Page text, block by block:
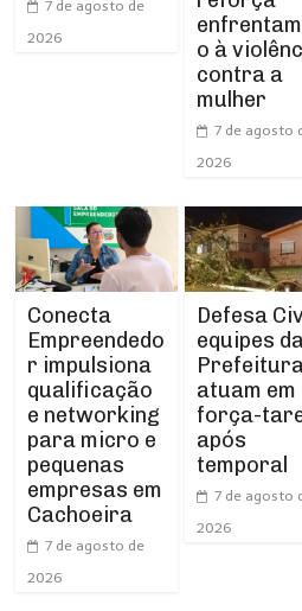
7 de agosto de
2026
o à
contra a
mulher
7 de agosto
2026
Conecta
Empreendedo
r impulsiona
qualificação
e networking
para micro e
pequenas
empresas em
Cachoeira
7 de agosto de
2026
Defesa
equipes
atuam em
força-
após
temporal
7 de agosto
2026